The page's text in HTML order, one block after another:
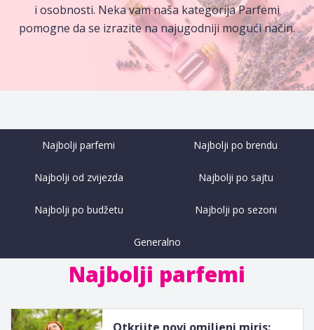
i osobnosti. Neka vam naša kategorija Parfemi
pomogne da se izrazite na najugodniji mogući način.
Najbolji parfemi Najbolji po brendu
Najbolji od zvijezda Najbolji po sajtu
Najbolji po budžetu Najbolji po sezoni
Generalno
Najbolji parfemi